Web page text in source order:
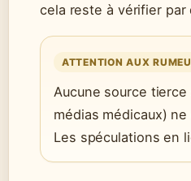
cela reste à vérifier
ATTENTION AUX
Aucune source
médias médicaux)
Les spéculations en